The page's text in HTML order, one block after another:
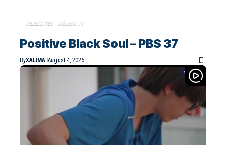
CELEBRITES XALIMA TV
Positive Black Soul – PBS 37
ByXALIMA August 4, 2026